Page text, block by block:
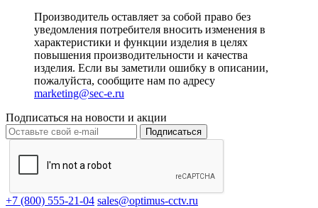
Производитель оставляет за собой право без
уведомления потребителя вносить изменения в
характеристики и функции изделия в целях
повышения производительности и качества
изделия. Если вы заметили ошибку в описании,
пожалуйста, сообщите нам по адресу
marketing@sec-e.ru
Подписаться на новости и акции
Подписаться
+7 (800) 555-21-04 sales@optimus-cctv.ru